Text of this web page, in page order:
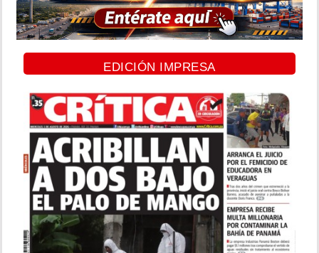
EDICIÓN IMPRESA